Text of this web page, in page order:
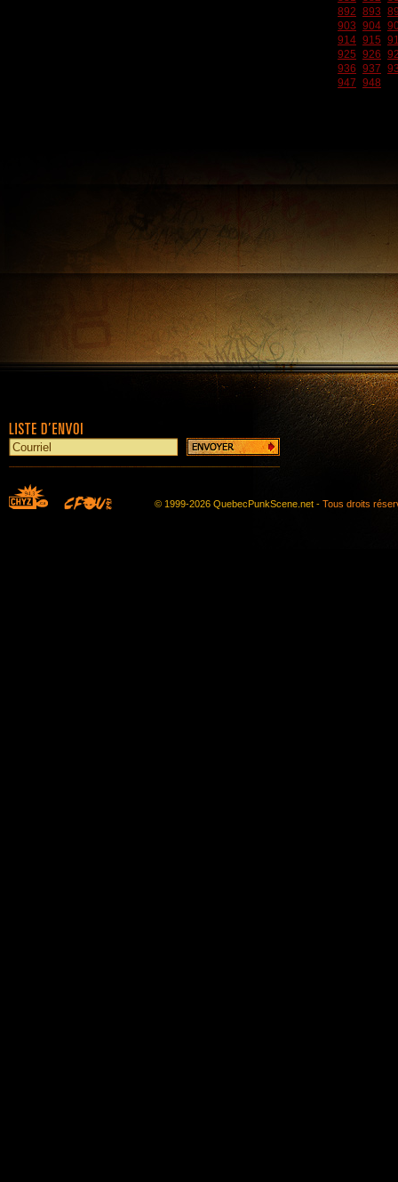
892 893
903 904
914 915
925 926
936 937
947 948
© 1999-2026 QuebecPunkScene.net - Tous droits